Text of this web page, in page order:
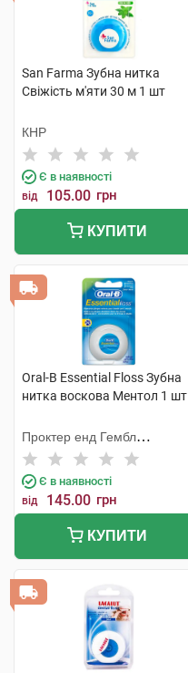
San Farma Зубна нитка
Свіжість м'яти 30 м 1 шт
КНР
Є в наявності
від 105.00 грн
КУПИТИ
Oral-B Essential Floss Зубна
нитка воскова Ментол 1 шт
Проктер енд Гембл
Меньюфекчурінг
Є в наявності
від 145.00 грн
КУПИТИ